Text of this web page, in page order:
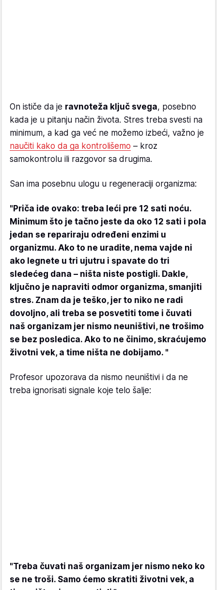
On ističe da je ravnoteža ključ svega, posebno
kada je u pitanju način života. Stres treba svesti na
minimum, a kad ga već ne možemo izbeći, važno je
naučiti kako da ga kontrolišemo – kroz
samokontrolu ili razgovor sa drugima.
San ima posebnu ulogu u regeneraciji organizma:
"Priča ide ovako: treba leći pre 12 sati noću.
Minimum što je tačno jeste da oko 12 sati i pola
jedan se repariraju određeni enzimi u
organizmu. Ako to ne uradite, nema vajde ni
ako legnete u tri ujutru i spavate do tri
sledećeg dana – ništa niste postigli. Dakle,
ključno je napraviti odmor organizma, smanjiti
stres. Znam da je teško, jer to niko ne radi
dovoljno, ali treba se posvetiti tome i čuvati
naš organizam jer nismo neuništivi, ne trošimo
se bez posledica. Ako to ne činimo, skraćujemo
životni vek, a time ništa ne dobijamo. "
Profesor upozorava da nismo neuništivi i da ne
treba ignorisati signale koje telo šalje:
"Treba čuvati naš organizam jer nismo neko ko
se ne troši. Samo ćemo skratiti životni vek, a